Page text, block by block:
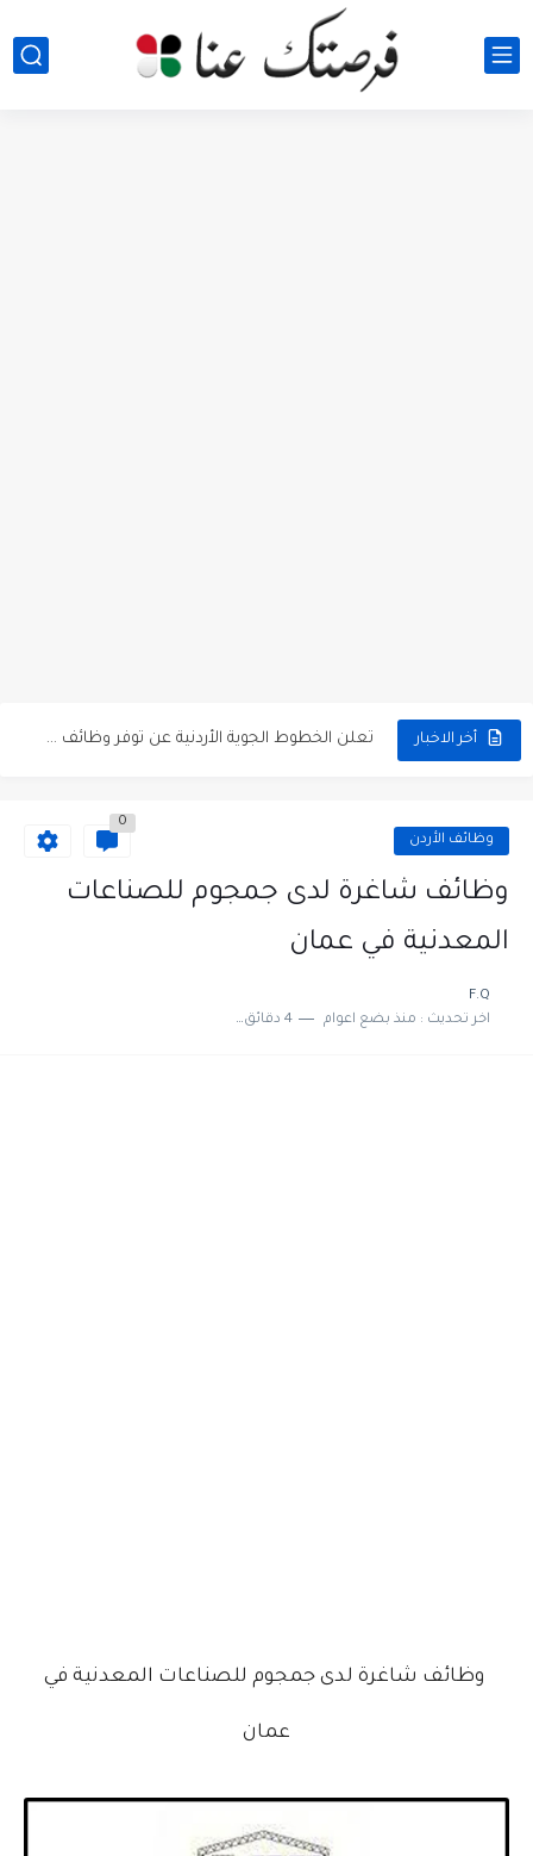
أخر الاخبار تعلن الخطوط الجوية الأردنية عن توفر وظائف شاغرة لمضيفي طيران
مطلوب عامل نظافة عدد 2 بدوام كامل او جزئي في... وظائف الأردن
0
وظائف شاغرة لدى جمجوم للصناعات
المعدنية في عمان
F.Q
اخر تحديث : منذ بضع اعوام 4 دقائق للقراءة
وظائف شاغرة لدى جمجوم للصناعات المعدنية في
عمان